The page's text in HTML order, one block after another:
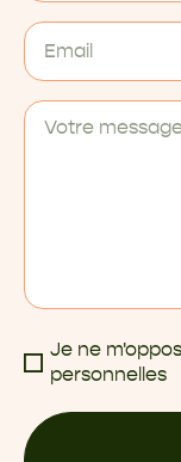
Je ne
personnelles